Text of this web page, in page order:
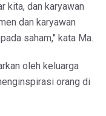
kita, dan karyawan
dan karyawan
saham," kata Ma.
oleh keluarga
orang di